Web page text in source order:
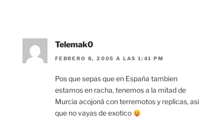
Telemak0
FEBRERO 8, 2005 A LAS 1:41 PM
Pos que sepas que en España tambien
estamos en racha, tenemos a la mitad de
Murcia acojoná con terremotos y replicas, asi
que no vayas de exotico